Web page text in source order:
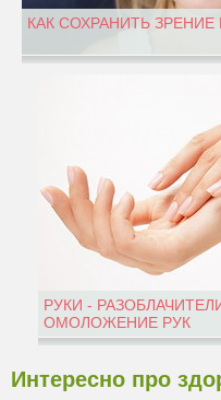
КАК СОХРАНИТЬ ЗРЕНИЕ
РУКИ -
ОМОЛОЖЕНИЕ РУК
Интересно про